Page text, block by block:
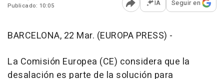
Publicado: 10:05
Abrir opciones para
IA Seguir en
BARCELONA, 22 Mar. (EUROPA PRESS) -
La Comisión Europea (CE) considera que la
desalación es parte de la solución para